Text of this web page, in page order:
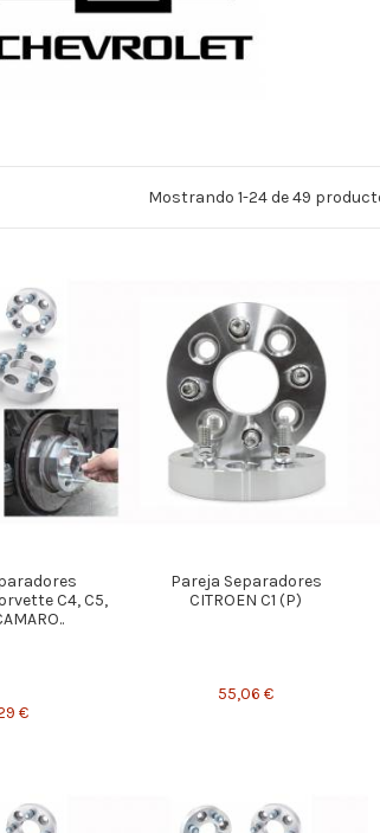
Mostrando 1-24 de 49
C4, C5,
€
Pareja Separadores
CITROEN C1 (P)
55,06 €